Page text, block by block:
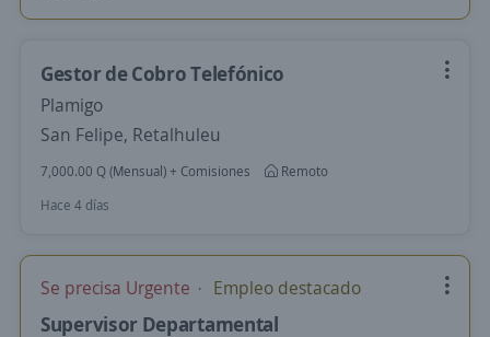
Gestor de Cobro Telefónico
Plamigo
San Felipe, Retalhuleu
7,000.00 Q (Mensual) + Comisiones
Remoto
Hace 4 días
Se precisa Urgente Empleo destacado
Supervisor Departamental